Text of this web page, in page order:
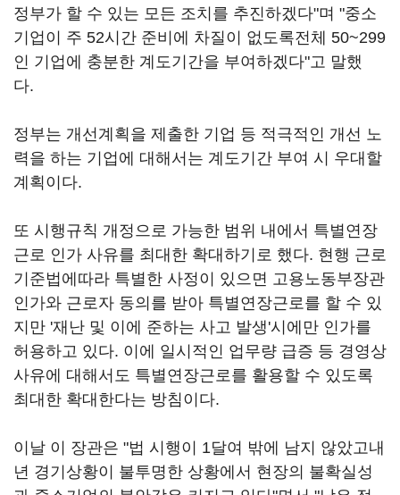
정부가 할 수 있는 모든 조치를 추진하겠다"며 "중소
기업이 주 52시간 준비에 차질이 없도록전체 50~299
인 기업에 충분한 계도기간을 부여하겠다"고 말했
다.
정부는 개선계획을 제출한 기업 등 적극적인 개선 노
력을 하는 기업에 대해서는 계도기간 부여 시 우대할
계획이다.
또 시행규칙 개정으로 가능한 범위 내에서 특별연장
근로 인가 사유를 최대한 확대하기로 했다. 현행 근로
기준법에따라 특별한 사정이 있으면 고용노동부장관
인가와 근로자 동의를 받아 특별연장근로를 할 수 있
지만 '재난 및 이에 준하는 사고 발생'시에만 인가를
허용하고 있다. 이에 일시적인 업무량 급증 등 경영상
사유에 대해서도 특별연장근로를 활용할 수 있도록
최대한 확대한다는 방침이다.
이날 이 장관은 "법 시행이 1달여 밖에 남지 않았고내
년 경기상황이 불투명한 상황에서 현장의 불확실성